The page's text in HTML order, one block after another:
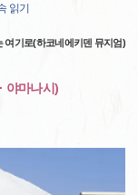
읽기
여기로(하코네에키덴 뮤지엄)
야마나시)